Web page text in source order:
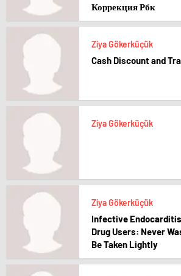
Коррекция Рбк
Ziya Gökerküçük
Cash Discount and
Ziya Gökerküçük
Ziya Gökerküçük
Infective
Drug Users: Never
Be Taken Lightly